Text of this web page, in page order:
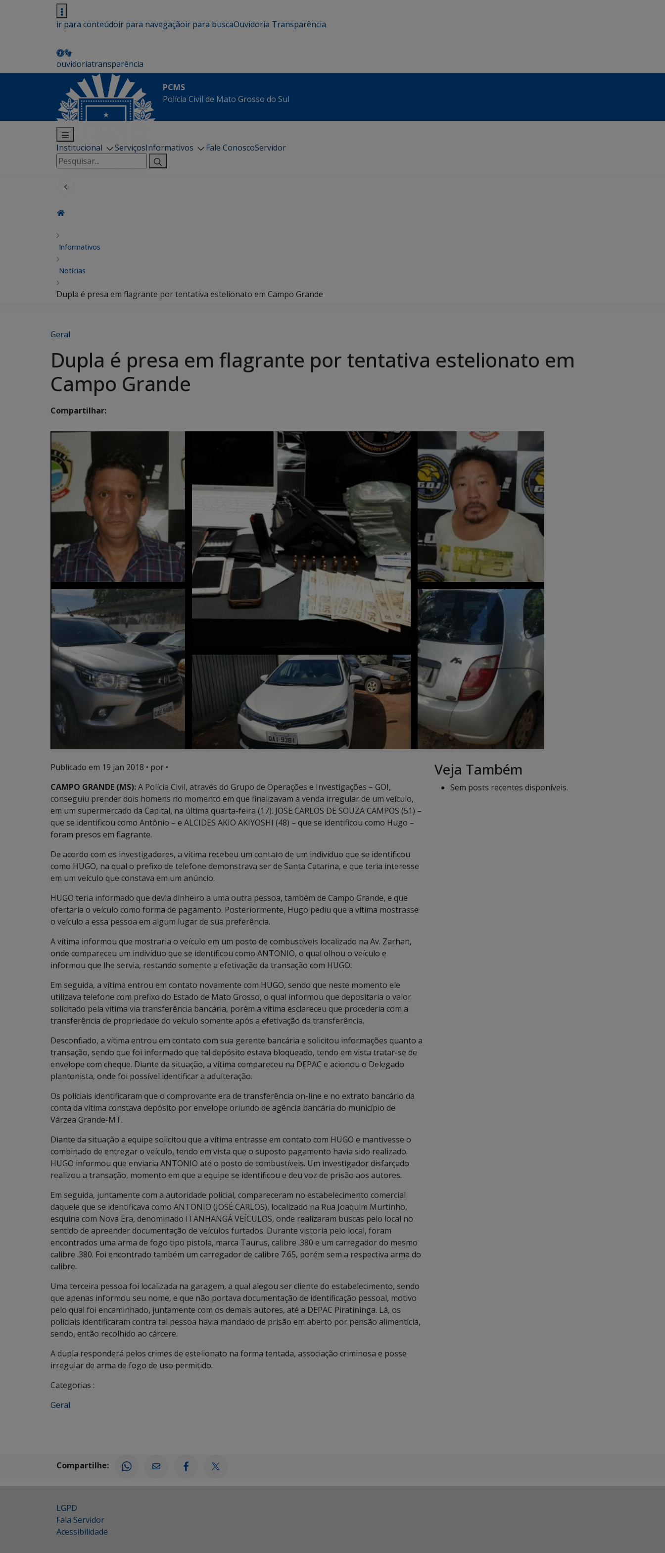
ir para conteúdoir para navegaçãoir para buscaOuvidoria Transparência
ouvidoriatransparência
PCMS
Polícia Civil de Mato Grosso do Sul
Institucional ServiçosInformativos Fale ConoscoServidor
Pesquisar
por:
Informativos
Notícias
Dupla é presa em flagrante por tentativa estelionato em Campo Grande
Geral
Dupla é presa em flagrante por tentativa estelionato em
Campo Grande
Compartilhar:
Publicado em 19 jan 2018 • por •
CAMPO GRANDE (MS):A Polícia Civil, através do Grupo de Operações e Investigações – GOI,
conseguiu prender dois homens no momento em que finalizavam a venda irregular de um veículo,
em um supermercado da Capital, na última quarta-feira (17). JOSE CARLOS DE SOUZA CAMPOS (51) –
que se identificou como Antônio – e ALCIDES AKIO AKIYOSHI (48) – que se identificou como Hugo –
foram presos em flagrante.
De acordo com os investigadores, a vítima recebeu um contato de um indivíduo que se identificou
como HUGO, na qual o prefixo de telefone demonstrava ser de Santa Catarina, e que teria interesse
em um veículo que constava em um anúncio.
HUGO teria informado que devia dinheiro a uma outra pessoa, também de Campo Grande, e que
ofertaria o veículo como forma de pagamento. Posteriormente, Hugo pediu que a vítima mostrasse
o veículo a essa pessoa em algum lugar de sua preferência.
A vítima informou que mostraria o veículo em um posto de combustíveis localizado na Av. Zarhan,
onde compareceu um indivíduo que se identificou como ANTONIO, o qual olhou o veículo e
informou que lhe servia, restando somente a efetivação da transação com HUGO.
Em seguida, a vítima entrou em contato novamente com HUGO, sendo que neste momento ele
utilizava telefone com prefixo do Estado de Mato Grosso, o qual informou que depositaria o valor
solicitado pela vítima via transferência bancária, porém a vítima esclareceu que procederia com a
transferência de propriedade do veículo somente após a efetivação da transferência.
Desconfiado, a vítima entrou em contato com sua gerente bancária e solicitou informações quanto a
transação, sendo que foi informado que tal depósito estava bloqueado, tendo em vista tratar-se de
envelope com cheque. Diante da situação, a vítima compareceu na DEPAC e acionou o Delegado
plantonista, onde foi possível identificar a adulteração.
Os policiais identificaram que o comprovante era de transferência on-line e no extrato bancário da
conta da vítima constava depósito por envelope oriundo de agência bancária do município de
Várzea Grande-MT.
Diante da situação a equipe solicitou que a vítima entrasse em contato com HUGO e mantivesse o
combinado de entregar o veículo, tendo em vista que o suposto pagamento havia sido realizado.
HUGO informou que enviaria ANTONIO até o posto de combustíveis. Um investigador disfarçado
realizou a transação, momento em que a equipe se identificou e deu voz de prisão aos autores.
Em seguida, juntamente com a autoridade policial, compareceram no estabelecimento comercial
daquele que se identificava como ANTONIO (JOSÉ CARLOS), localizado na Rua Joaquim Murtinho,
esquina com Nova Era, denominado ITANHANGÁ VEÍCULOS, onde realizaram buscas pelo local no
sentido de apreender documentação de veículos furtados. Durante vistoria pelo local, foram
encontrados uma arma de fogo tipo pistola, marca Taurus, calibre .380 e um carregador do mesmo
calibre .380. Foi encontrado também um carregador de calibre 7.65, porém sem a respectiva arma do
calibre.
Uma terceira pessoa foi localizada na garagem, a qual alegou ser cliente do estabelecimento, sendo
que apenas informou seu nome, e que não portava documentação de identificação pessoal, motivo
pelo qual foi encaminhado, juntamente com os demais autores, até a DEPAC Piratininga. Lá, os
policiais identificaram contra tal pessoa havia mandado de prisão em aberto por pensão alimentícia,
sendo, então recolhido ao cárcere.
A dupla responderá pelos crimes de estelionato na forma tentada, associação criminosa e posse
irregular de arma de fogo de uso permitido.
Categorias :
Geral
Veja Também
Sem posts recentes disponíveis.
Compartilhe:
LGPD
Fala Servidor
Acessibilidade